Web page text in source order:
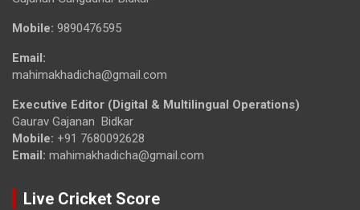
Mobile: 9890476595
Email:
mahimakhadicha@gmail.com
Executive Editor (Digital & Multilingual Operations)
Gaurav Gajanan Bidkar
Mobile: +91 7680092628
Email: mahimakhadicha@gmail.com
Live Cricket Score